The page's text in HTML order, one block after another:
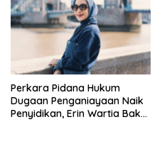
Perkara Pidana Hukum
Dugaan Penganiayaan Naik
Penyidikan, Erin Wartia Bakal